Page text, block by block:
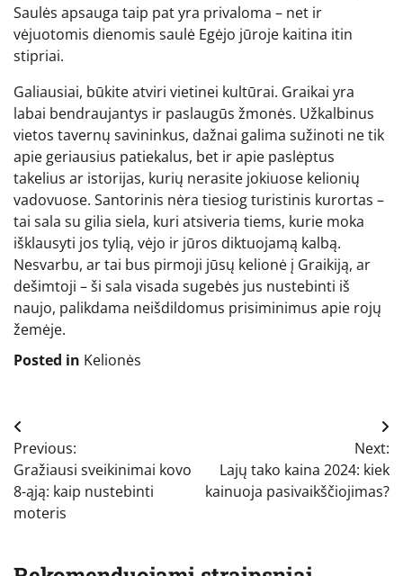
Saulės apsauga taip pat yra privaloma – net ir
vėjuotomis dienomis saulė Egėjo jūroje kaitina itin
stipriai.
Galiausiai, būkite atviri vietinei kultūrai. Graikai yra
labai bendraujantys ir paslaugūs žmonės. Užkalbinus
vietos tavernų savininkus, dažnai galima sužinoti ne tik
apie geriausius patiekalus, bet ir apie paslėptus
takelius ar istorijas, kurių nerasite jokiuose kelionių
vadovuose. Santorinis nėra tiesiog turistinis kurortas –
tai sala su gilia siela, kuri atsiveria tiems, kurie moka
išklausyti jos tylią, vėjo ir jūros diktuojamą kalbą.
Nesvarbu, ar tai bus pirmoji jūsų kelionė į Graikiją, ar
dešimtoji – ši sala visada sugebės jus nustebinti iš
naujo, palikdama neišdildomus prisiminimus apie rojų
žemėje.
Posted in Kelionės
Navigacija
tarp
įrašų
Previous:
Gražiausi sveikinimai kovo
8-ąją: kaip nustebinti
moteris
Next:
Lajų tako kaina 2024: kiek
kainuoja pasivaikščiojimas?